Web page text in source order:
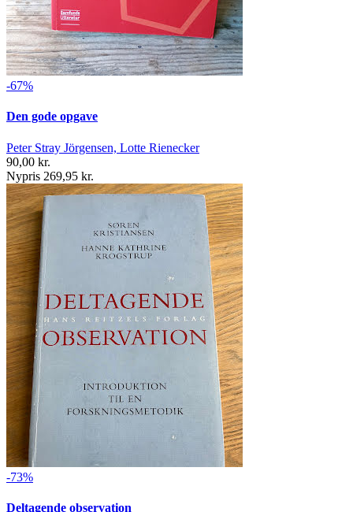
-67%
Den gode opgave
Peter Stray Jörgensen, Lotte Rienecker
90,00 kr.
Nypris 269,95 kr.
-73%
Deltagende observation